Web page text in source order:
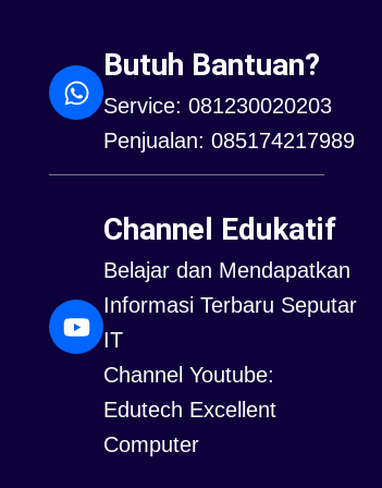
Butuh Bantuan?
Service: 081230020203
Penjualan: 085174217989
Channel Edukatif
Belajar dan Mendapatkan
Informasi Terbaru Seputar
IT
Channel Youtube:
Edutech Excellent
Computer